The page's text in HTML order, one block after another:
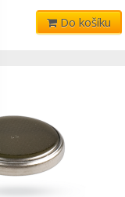
Do košíku